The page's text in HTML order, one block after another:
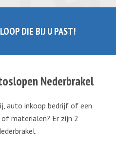
DIE BIJ U PAST!
Nederbrakel
auto inkoop bedrijf of een
materialen? Er zijn 2